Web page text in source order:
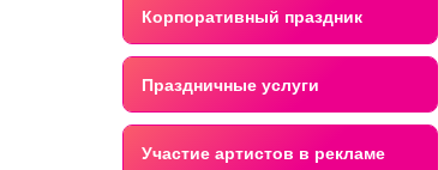
Корпоративный праздник
Праздничные услуги
Участие артистов в рекламе